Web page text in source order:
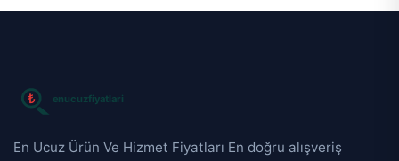
En Ucuz Ürün Ve Hizmet Fiyatları En doğru alışveriş